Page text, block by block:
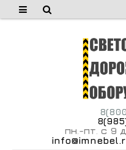
пн -пт с 9